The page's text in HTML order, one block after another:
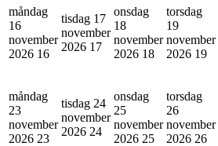
måndag
16
november
2026 16
tisdag 17
november
2026 17
onsdag
18
november
2026 18
torsdag
19
november
2026 19
måndag
23
november
2026 23
tisdag 24
november
2026 24
onsdag
25
november
2026 25
torsdag
26
november
2026 26